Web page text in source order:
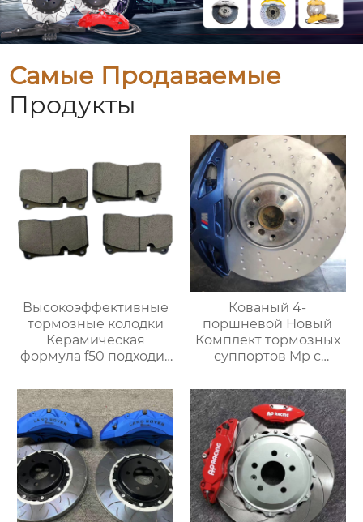
Самые Продаваемые
Продукты
Высокоэффективные
тормозные колодки
Керамическая
формула f50 подходит
модифицированных
суппортов
Кованый 4-
поршневой Новый
Комплект тормозных
суппортов Mp с
Дисками и колодками
для Автоматической
тормозной системы
Bmw Серии G